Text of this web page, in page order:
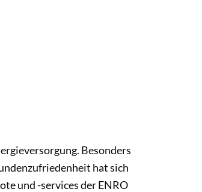
Besonders
hat sich
und -services der ENRO